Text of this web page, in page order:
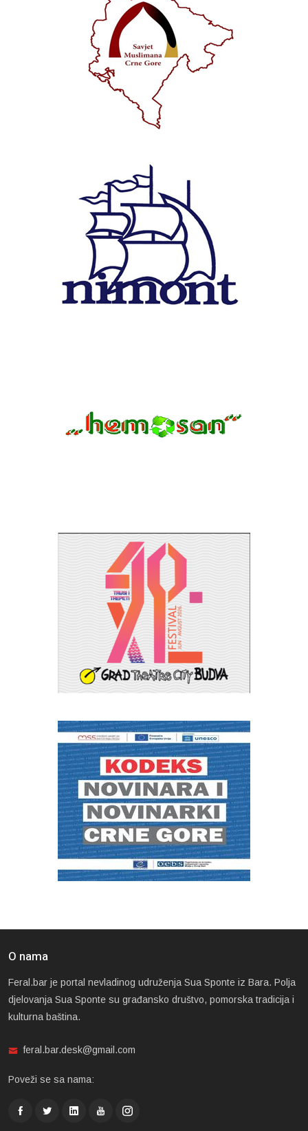
O nama
Feral.bar je portal nevladinog udruženja Sua Sponte iz Bara. Polja
djelovanja Sua Sponte su građansko društvo, pomorska tradicija i
kulturna baština.
feral.bar.desk@gmail.com
Poveži se sa nama: